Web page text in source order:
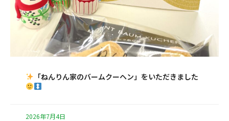
「ねんりん家のバームクーヘン」をいただきました
2026年7月4日